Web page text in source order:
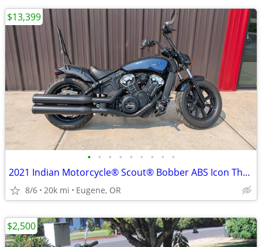
• • • • • • • • •
2021 Indian Motorcycle® Scout® Bobber ABS Icon Thunder Black Azure
8/6 20k mi Eugene, OR
$13,399
$2,500